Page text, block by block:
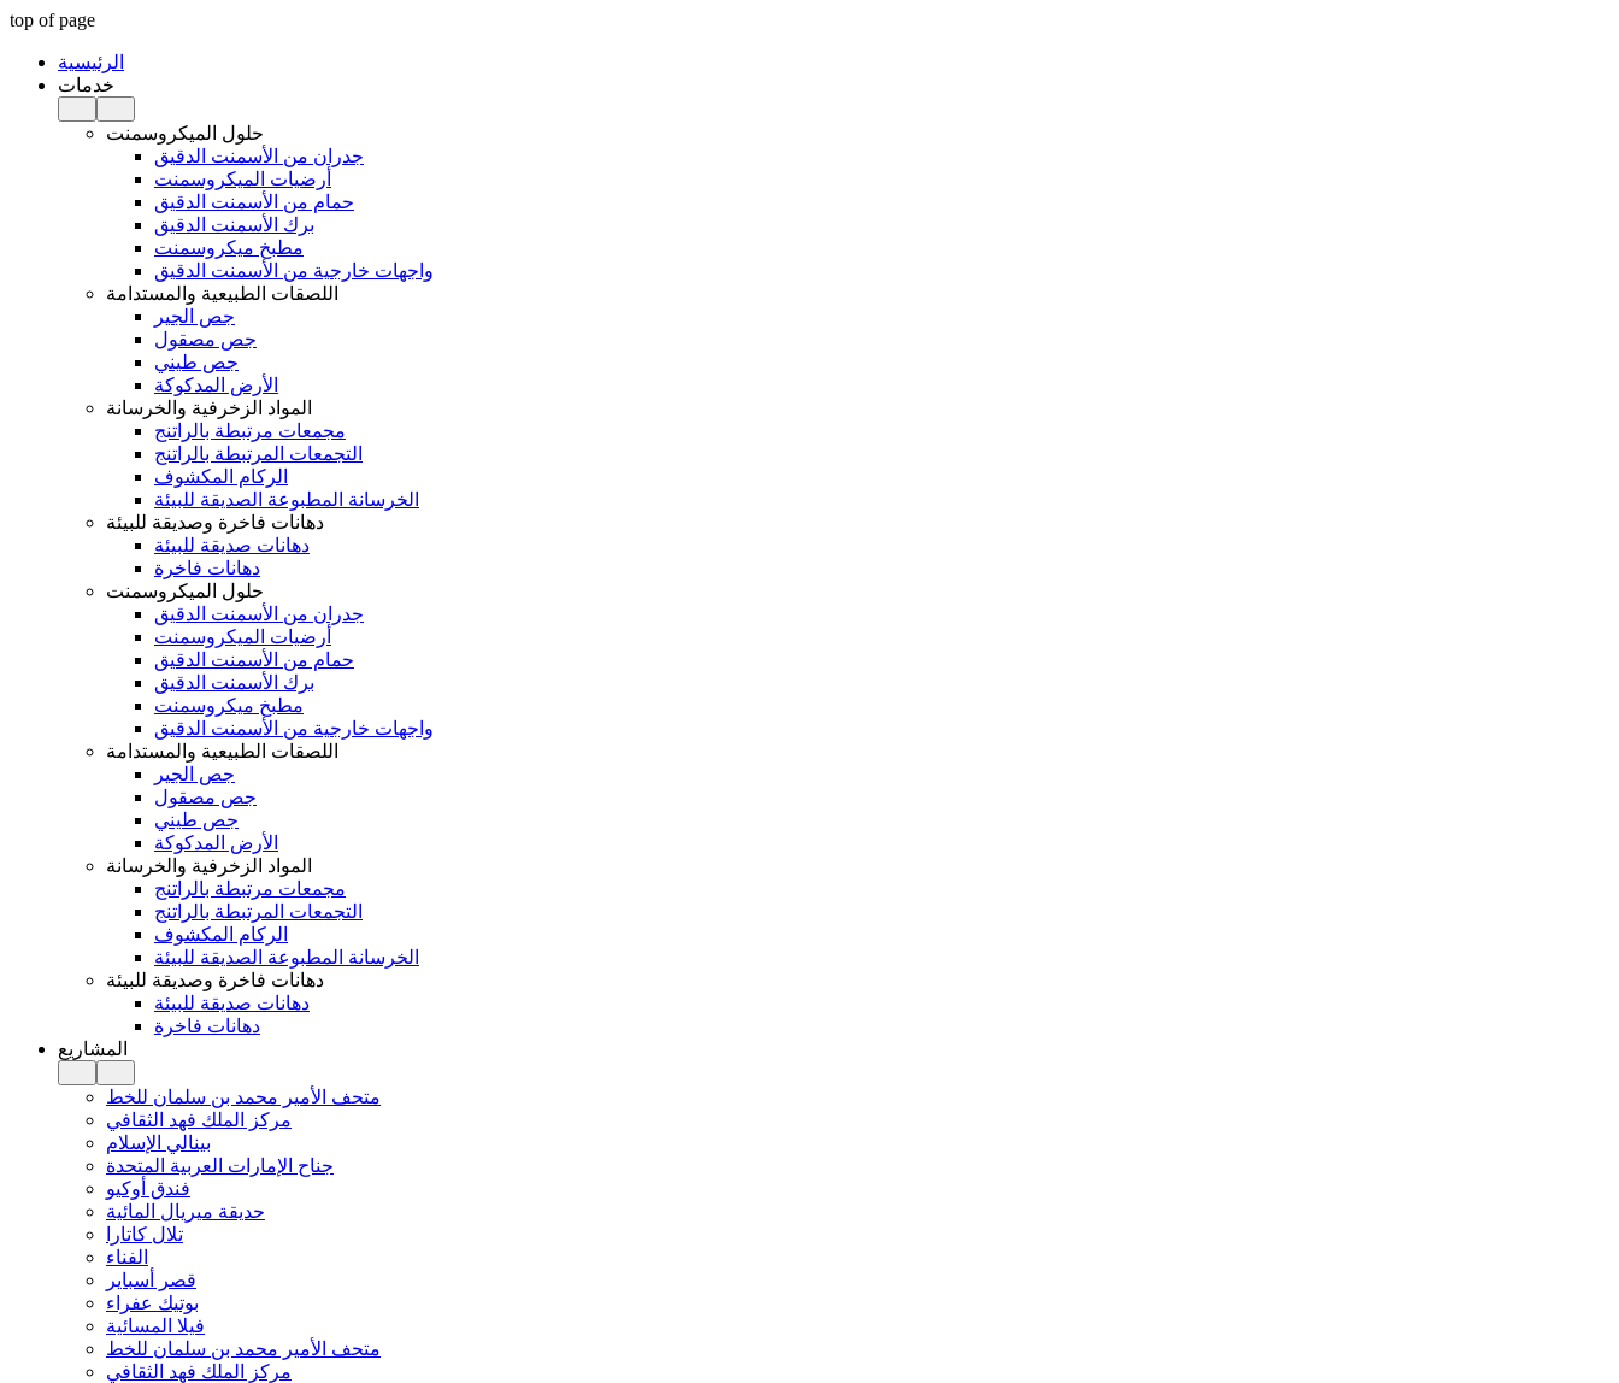
top of page
الرئيسية
خدمات
حلول الميكروسمنت
جدران من الأسمنت الدقيق
أرضيات الميكروسمنت
حمام من الأسمنت الدقيق
برك الأسمنت الدقيق
مطبخ ميكروسمنت
واجهات خارجية من الأسمنت الدقيق
اللصقات الطبيعية والمستدامة
جص الجير
جص مصقول
جص طيني
الأرض المدكوكة
المواد الزخرفية والخرسانة
مجمعات مرتبطة بالراتنج
التجمعات المرتبطة بالراتنج
الركام المكشوف
الخرسانة المطبوعة الصديقة للبيئة
دهانات فاخرة وصديقة للبيئة
دهانات صديقة للبيئة
دهانات فاخرة
حلول الميكروسمنت
جدران من الأسمنت الدقيق
أرضيات الميكروسمنت
حمام من الأسمنت الدقيق
برك الأسمنت الدقيق
مطبخ ميكروسمنت
واجهات خارجية من الأسمنت الدقيق
اللصقات الطبيعية والمستدامة
جص الجير
جص مصقول
جص طيني
الأرض المدكوكة
المواد الزخرفية والخرسانة
مجمعات مرتبطة بالراتنج
التجمعات المرتبطة بالراتنج
الركام المكشوف
الخرسانة المطبوعة الصديقة للبيئة
دهانات فاخرة وصديقة للبيئة
دهانات صديقة للبيئة
دهانات فاخرة
المشاريع
متحف الأمير محمد بن سلمان للخط
مركز الملك فهد الثقافي
بينالي الإسلام
جناح الإمارات العربية المتحدة
فندق أوكيو
حديقة ميريال المائية
تلال كاتارا
الفناء
قصر أسباير
بوتيك عفراء
فيلا المسائية
متحف الأمير محمد بن سلمان للخط
مركز الملك فهد الثقافي